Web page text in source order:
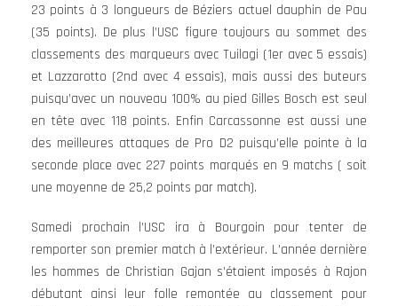
23 points à 3 longueurs de Béziers actuel dauphin de Pau
(35 points). De plus l’USC figure toujours au sommet des
classements des marqueurs avec Tuilagi (1er avec 5 essais)
et Lazzarotto (2nd avec 4 essais), mais aussi des buteurs
puisqu’avec un nouveau 100% au pied Gilles Bosch est seul
en tête avec 118 points. Enfin Carcassonne est aussi une
des meilleures attaques de Pro D2 puisqu’elle pointe à la
seconde place avec 227 points marqués en 9 matchs ( soit
une moyenne de 25,2 points par match).
Samedi prochain l’USC ira à Bourgoin pour tenter de
remporter son premier match à l’extérieur. L’année dernière
les hommes de Christian Gajan s’étaient imposés à Rajon
débutant ainsi leur folle remontée au classement pour